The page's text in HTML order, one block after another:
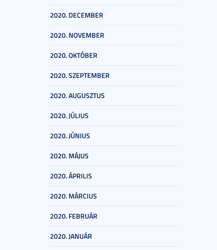
2020. DECEMBER
2020. NOVEMBER
2020. OKTÓBER
2020. SZEPTEMBER
2020. AUGUSZTUS
2020. JÚLIUS
2020. JÚNIUS
2020. MÁJUS
2020. ÁPRILIS
2020. MÁRCIUS
2020. FEBRUÁR
2020. JANUÁR